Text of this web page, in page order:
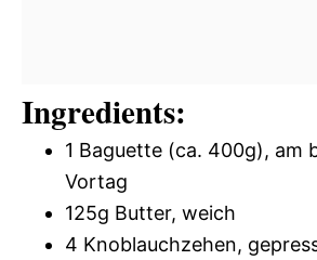
Ingredients:
1 Baguette (ca. 400g), am
Vortag
125g Butter, weich
4 Knoblauchzehen,